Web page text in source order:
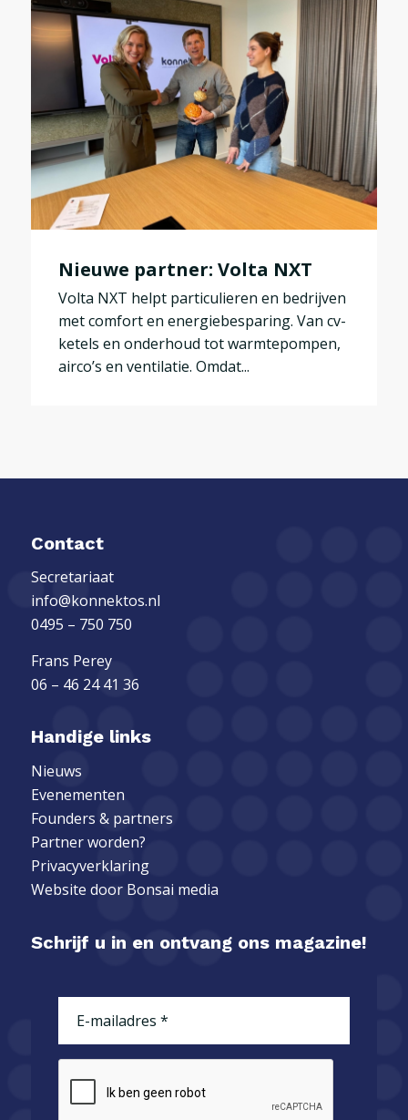
Nieuwe partner: Volta NXT
Volta NXT helpt particulieren en bedrijven
met comfort en energiebesparing. Van cv-
ketels en onderhoud tot warmtepompen,
airco’s en ventilatie. Omdat...
Contact
Secretariaat
info@konnektos.nl
0495 – 750 750
Frans Perey
06 – 46 24 41 36
Handige links
Nieuws
Evenementen
Founders & partners
Partner worden?
Privacyverklaring
Website door Bonsai media
Schrijf u in en ontvang ons magazine!